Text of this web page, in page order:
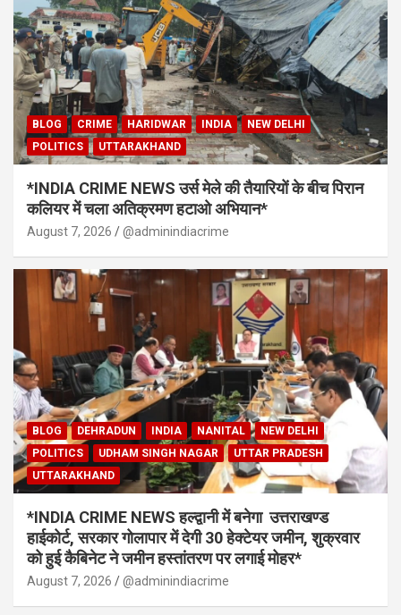
BLOG CRIME HARIDWAR INDIA
NEW DELHI
POLITICS
UTTARAKHAND
*INDIA CRIME NEWS उर्स मेले की तैयारियों के बीच पिरान
कलियर में चला अतिक्रमण हटाओ अभियान*
August 7, 2026 @adminindiacrime
BLOG DEHRADUN INDIA NANITAL
NEW DELHI
POLITICS
UDHAM SINGH NAGAR
UTTAR PRADESH
UTTARAKHAND
*INDIA CRIME NEWS हल्द्वानी में बनेगा उत्तराखण्ड
हाईकोर्ट, सरकार गोलापार में देगी 30 हेक्टेयर जमीन, शुक्रवार
को हुई कैबिनेट ने जमीन हस्तांतरण पर लगाई मोहर*
August 7, 2026 @adminindiacrime